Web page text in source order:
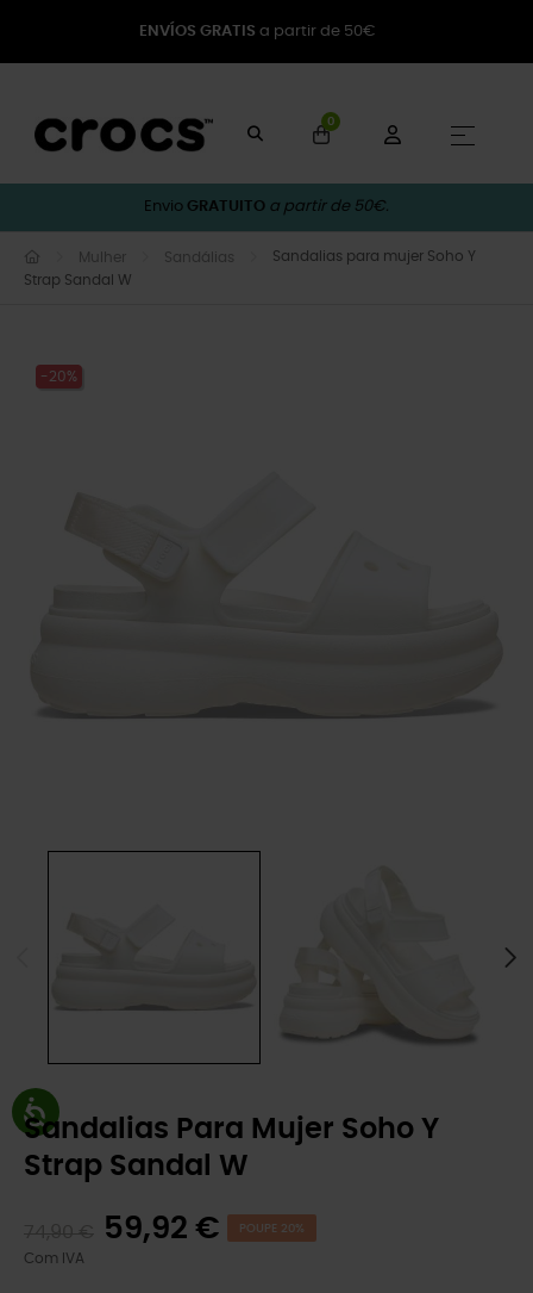
ENVÍOS GRATIS a partir de 50€
0
☰
Envio GRATUITO a partir de 50€.
Mulher Sandálias
Sandalias para mujer Soho Y
Strap Sandal W
-20%
Sandalias Para Mujer Soho Y
Strap Sandal W
59,92 € POUPE 20%
Com IVA